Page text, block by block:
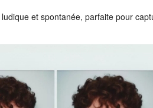
et spontanée, parfaite pour